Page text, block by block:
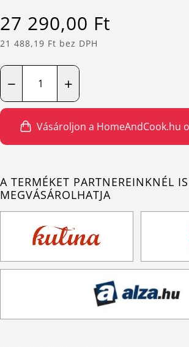
27 290,00 Ft
21 488,19 Ft bez DPH
+
−
Vásároljon a HomeAndCook.hu
A TERMÉKET PARTNEREINKNÉL IS
MEGVÁSÁROLHATJA